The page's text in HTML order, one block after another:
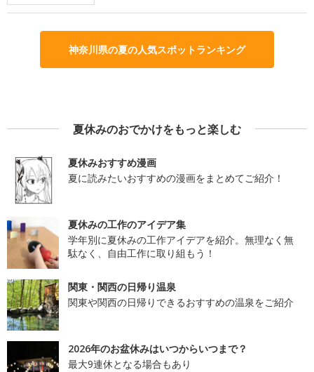
神奈川県の夏の人気スポットランキング
夏休みのおでかけをもっと楽しむ
夏休みおすすめ漫画
夏に読みたいおすすめの漫画をまとめてご紹介！
夏休みの工作のアイデア集
学年別に夏休みの工作アイデアを紹介。無理なく無
駄なく、自由工作に取り組もう！
関東・関西の日帰り温泉
関東や関西の日帰りできるおすすめの温泉をご紹介
2026年のお盆休みはいつからいつまで？
最大9連休となる場合もあり